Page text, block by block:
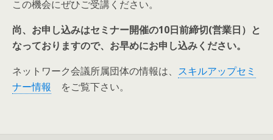
この機会にぜひご受講ください。
尚、お申し込みはセミナー開催の10日前締切(営業日）と
なっておりますので、お早めにお申し込みください。
ネットワーク会議所属団体の情報は、 スキルアップセミ
ナー情報 をご覧下さい。